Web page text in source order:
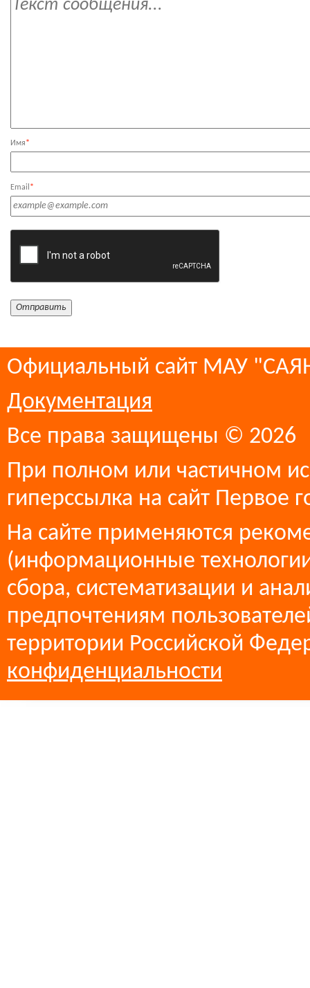
Имя*
Email *
Официальный сайт МАУ
Документация
Все права защищены © 2026
При полном или частичном
гиперссылка на сайт Первое
На сайте применяются
(информационные
сбора, систематизации и
предпочтениям
территории Российской
конфиденциальности